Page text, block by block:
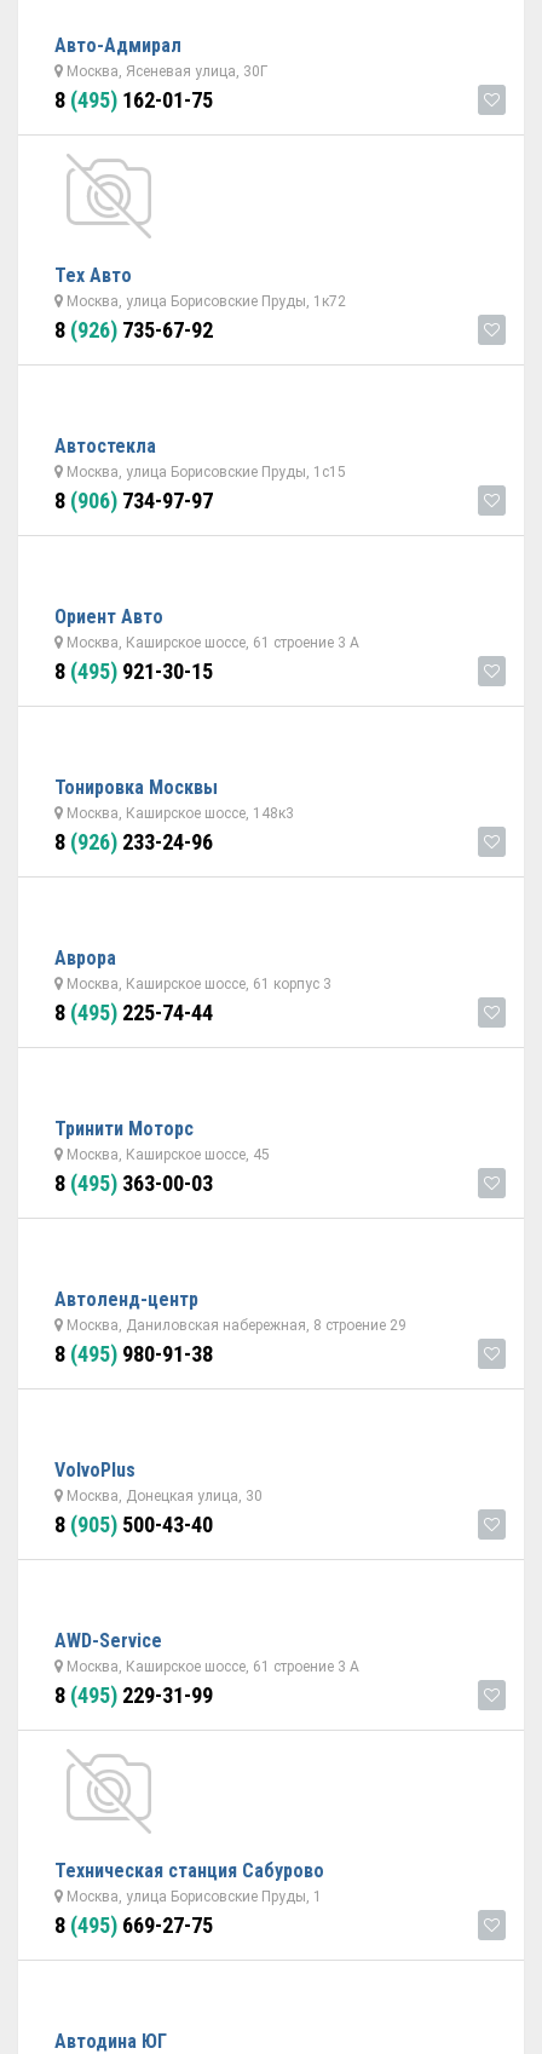
Авто-Адмирал
Москва, Ясеневая улица, 30Г
8 (495) 162-01-75
Тех Авто
Москва, улица Борисовские Пруды, 1к72
8 (926) 735-67-92
Автостекла
Москва, улица Борисовские Пруды, 1с15
8 (906) 734-97-97
Ориент Авто
Москва, Каширское шоссе, 61 строение 3 А
8 (495) 921-30-15
Тонировка Москвы
Москва, Каширское шоссе, 148к3
8 (926) 233-24-96
Аврора
Москва, Каширское шоссе, 61 корпус 3
8 (495) 225-74-44
Тринити Моторс
Москва, Каширское шоссе, 45
8 (495) 363-00-03
Автоленд-центр
Москва, Даниловская набережная, 8 строение 29
8 (495) 980-91-38
VolvoPlus
Москва, Донецкая улица, 30
8 (905) 500-43-40
AWD-Service
Москва, Каширское шоссе, 61 строение 3 А
8 (495) 229-31-99
Техническая станция Сабурово
Москва, улица Борисовские Пруды, 1
8 (495) 669-27-75
Автодина ЮГ